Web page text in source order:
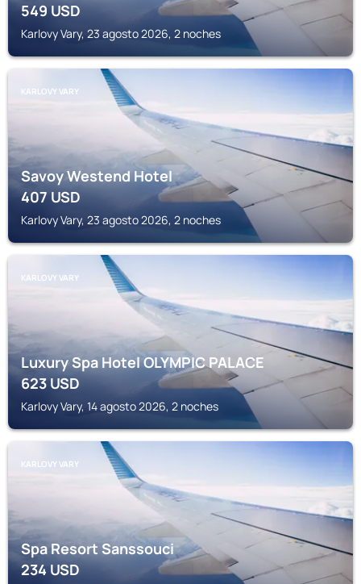
549USD
Karlovy Vary, 23 agosto 2026, 2 noches
KARLOVY VARY
Savoy Westend Hotel
407USD
Karlovy Vary, 23 agosto 2026, 2 noches
KARLOVY VARY
Luxury Spa Hotel OLYMPIC PALACE
623USD
Karlovy Vary, 14 agosto 2026, 2 noches
KARLOVY VARY
Spa Resort Sanssouci
234USD